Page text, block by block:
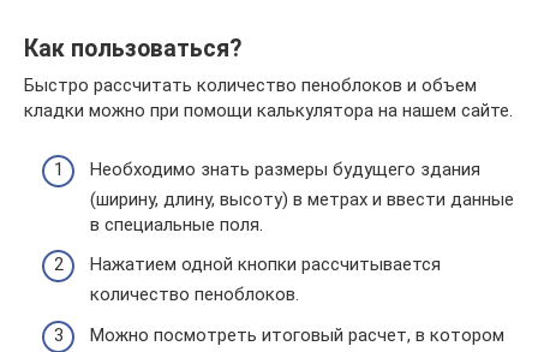
Как пользоваться?
Быстро рассчитать количество пеноблоков и объем
кладки можно при помощи калькулятора на нашем сайте.
Необходимо знать размеры будущего здания
(ширину, длину, высоту) в метрах и ввести данные
в специальные поля.
Нажатием одной кнопки рассчитывается
количество пеноблоков.
Можно посмотреть итоговый расчет, в котором